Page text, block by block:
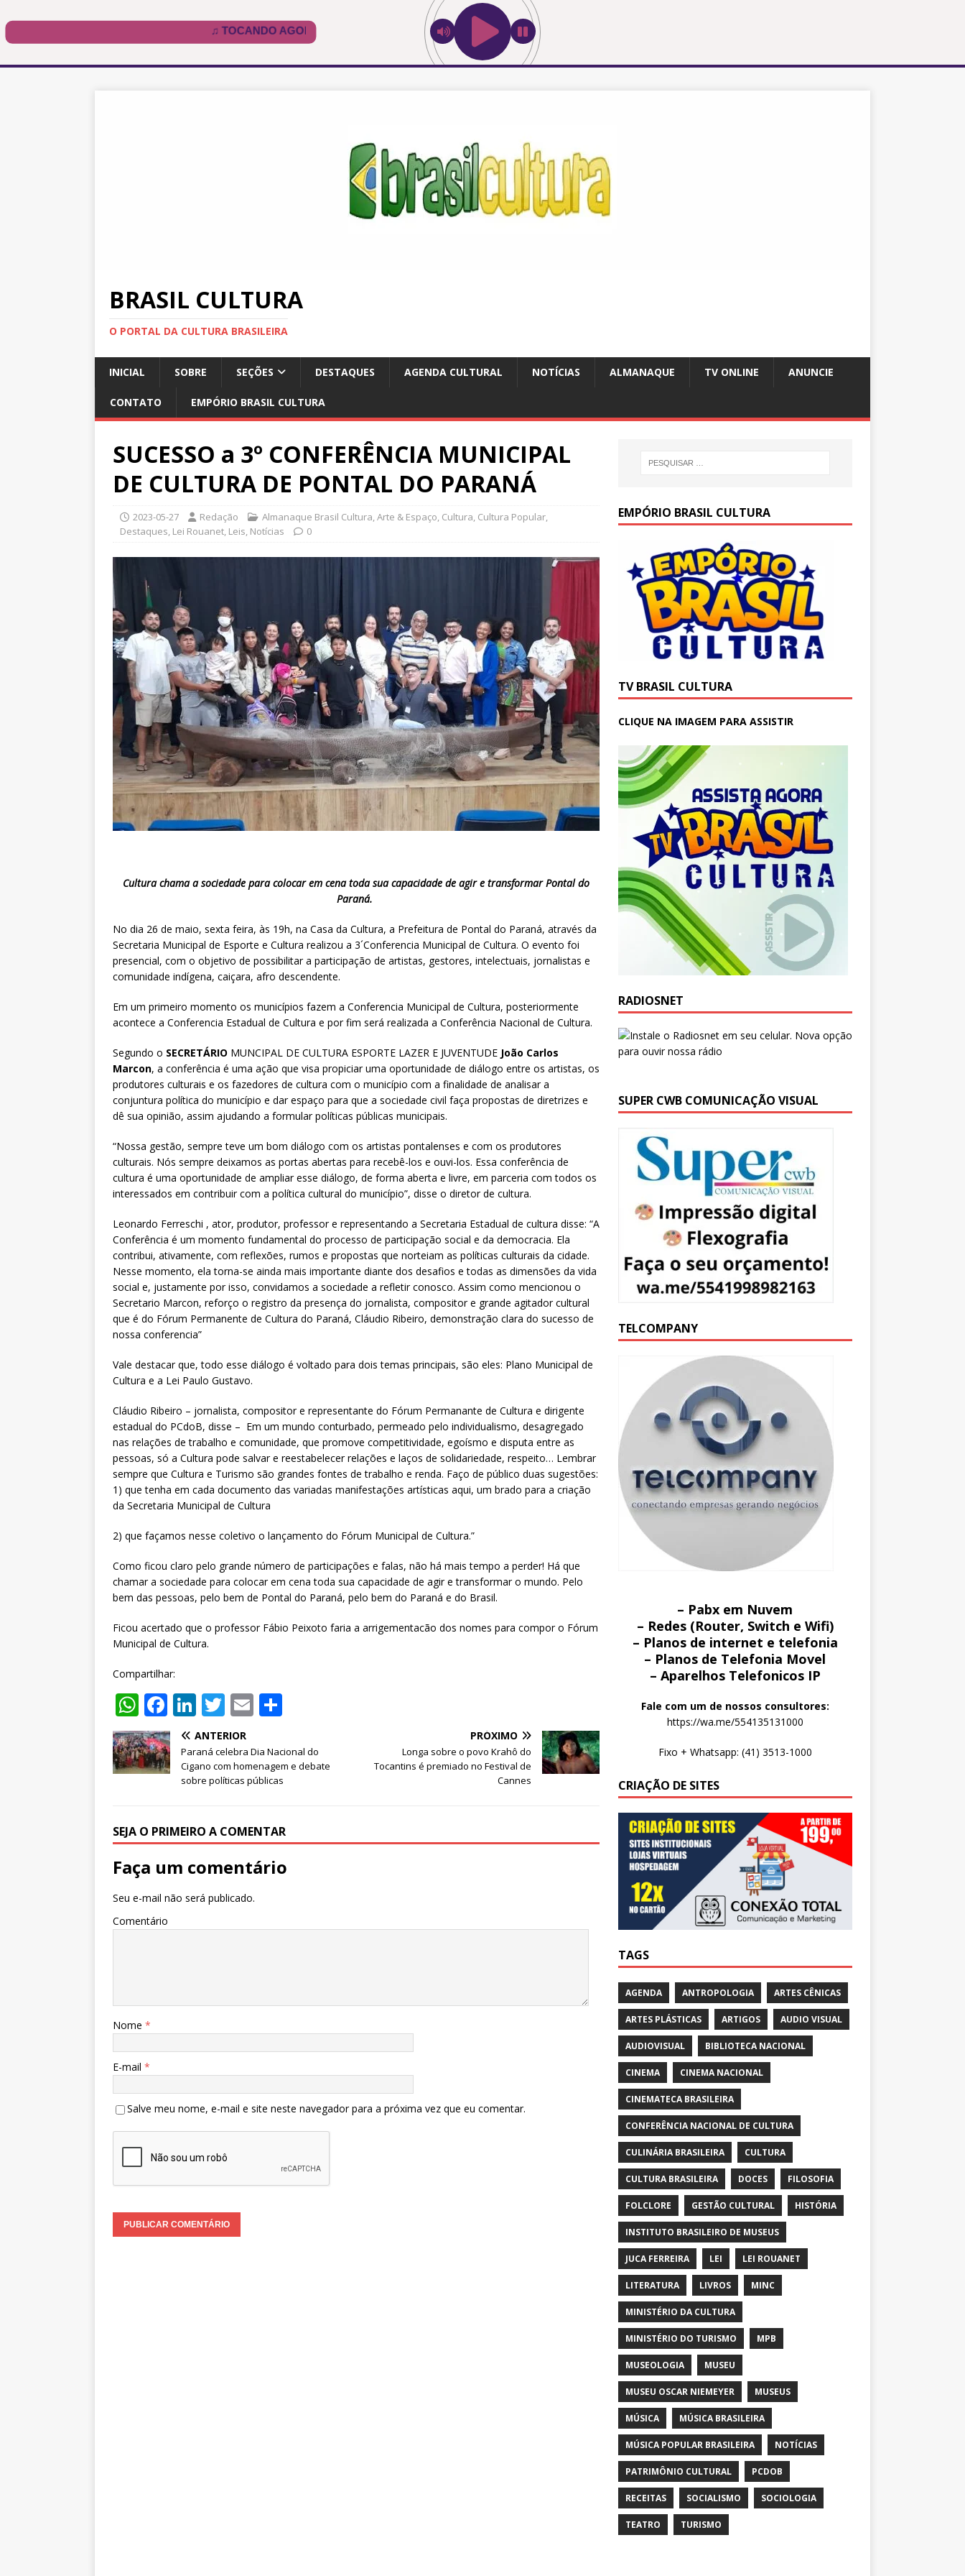
BRASIL CULTURA
O PORTAL DA CULTURA BRASILEIRA
INICIAL SOBRE SEÇÕES DESTAQUES AGENDA CULTURAL NOTÍCIAS ALMANAQUE TV ONLINE ANUNCIE
CONTATO EMPÓRIO BRASIL CULTURA
SUCESSO a 3º CONFERÊNCIA MUNICIPAL
DE CULTURA DE PONTAL DO PARANÁ
2023-05-27 Redação Almanaque Brasil Cultura,Arte & Espaço, Cultura, Cultura Popular,
Destaques, Lei Rouanet, Leis, Notícias 0
Cultura chama a sociedade para colocar em cena toda sua capacidade de agir e transformar Pontal do
Paraná.
No dia 26 de maio, sexta feira, às 19h, na Casa da Cultura, a Prefeitura de Pontal do Paraná, através da
Secretaria Municipal de Esporte e Cultura realizou a 3´Conferencia Municipal de Cultura. O evento foi
presencial, com o objetivo de possibilitar a participação de artistas, gestores, intelectuais, jornalistas e
comunidade indígena, caiçara, afro descendente.
Em um primeiro momento os municípios fazem a Conferencia Municipal de Cultura, posteriormente
acontece a Conferencia Estadual de Cultura e por fim será realizada a Conferência Nacional de Cultura.
Segundo o SECRETÁRIO MUNCIPAL DE CULTURA ESPORTE LAZER E JUVENTUDE João Carlos
Marcon, a conferência é uma ação que visa propiciar uma oportunidade de diálogo entre os artistas, os
produtores culturais e os fazedores de cultura com o município com a finalidade de analisar a
conjuntura política do município e dar espaço para que a sociedade civil faça propostas de diretrizes e
dê sua opinião, assim ajudando a formular políticas públicas municipais.
“Nossa gestão, sempre teve um bom diálogo com os artistas pontalenses e com os produtores
culturais. Nós sempre deixamos as portas abertas para recebê-los e ouvi-los. Essa conferência de
cultura é uma oportunidade de ampliar esse diálogo, de forma aberta e livre, em parceria com todos os
interessados em contribuir com a política cultural do município”, disse o diretor de cultura.
Leonardo Ferreschi , ator, produtor, professor e representando a Secretaria Estadual de cultura disse: “A
Conferência é um momento fundamental do processo de participação social e da democracia. Ela
contribui, ativamente, com reflexões, rumos e propostas que norteiam as políticas culturais da cidade.
Nesse momento, ela torna-se ainda mais importante diante dos desafios e todas as dimensões da vida
social e, justamente por isso, convidamos a sociedade a refletir conosco. Assim como mencionou o
Secretario Marcon, reforço o registro da presença do jornalista, compositor e grande agitador cultural
que é do Fórum Permanente de Cultura do Paraná, Cláudio Ribeiro, demonstração clara do sucesso de
nossa conferencia”
Vale destacar que, todo esse diálogo é voltado para dois temas principais, são eles: Plano Municipal de
Cultura e a Lei Paulo Gustavo.
Cláudio Ribeiro – jornalista, compositor e representante do Fórum Permanante de Cultura e dirigente
estadual do PCdoB, disse – Em um mundo conturbado, permeado pelo individualismo, desagregado
nas relações de trabalho e comunidade, que promove competitividade, egoísmo e disputa entre as
pessoas, só a Cultura pode salvar e reestabelecer relações e laços de solidariedade, respeito… Lembrar
sempre que Cultura e Turismo são grandes fontes de trabalho e renda. Faço de público duas sugestões:
1) que tenha em cada documento das variadas manifestações artísticas aqui, um brado para a criação
da Secretaria Municipal de Cultura
2) que façamos nesse coletivo o lançamento do Fórum Municipal de Cultura.”
Como ficou claro pelo grande número de participações e falas, não há mais tempo a perder! Há que
chamar a sociedade para colocar em cena toda sua capacidade de agir e transformar o mundo. Pelo
bem das pessoas, pelo bem de Pontal do Paraná, pelo bem do Paraná e do Brasil.
Ficou acertado que o professor Fábio Peixoto faria a arrigementacão dos nomes para compor o Fórum
Municipal de Cultura.
Compartilhar:
W
h
at
s
p
p
F
a
c
e
o
o
k
Li
n
k
e
dI
n
T
w
it
te
E
ai
l
ar
e
ANTERIOR
Paraná celebra Dia Nacional do
Cigano com homenagem e debate
sobre políticas públicas
PRÓXIMO
Longa sobre o povo Krahô do
Tocantins é premiado no Festival de
Cannes
SEJA O PRIMEIRO A COMENTAR
Faça um comentário
Seu e-mail não será publicado.
Comentário
Nome *
E-mail *
Salve meu nome, e-mail e site neste navegador para a próxima vez que eu comentar.
EMPÓRIO BRASIL CULTURA
TV BRASIL CULTURA
CLIQUE NA IMAGEM PARA ASSISTIR
RADIOSNET
SUPER CWB COMUNICAÇÃO VISUAL
TELCOMPANY
– Pabx em Nuvem
– Redes (Router, Switch e Wifi)
– Planos de internet e telefonia
– Planos de Telefonia Movel
– Aparelhos Telefonicos IP
Fale com um de nossos consultores:
https://wa.me/554135131000
Fixo + Whatsapp: (41) 3513-1000
CRIAÇÃO DE SITES
TAGS
AGENDA ANTROPOLOGIA ARTES CÊNICAS
ARTES PLÁSTICAS ARTIGOS AUDIO VISUAL
AUDIOVISUAL BIBLIOTECA NACIONAL
CINEMA CINEMA NACIONAL
CINEMATECA BRASILEIRA
CONFERÊNCIA NACIONAL DE CULTURA
CULINÁRIA BRASILEIRA CULTURA
CULTURA BRASILEIRA DOCES FILOSOFIA
FOLCLORE GESTÃO CULTURAL HISTÓRIA
INSTITUTO BRASILEIRO DE MUSEUS
JUCA FERREIRA LEI LEI ROUANET
LITERATURA LIVROS MINC
MINISTÉRIO DA CULTURA
MINISTÉRIO DO TURISMO MPB
MUSEOLOGIA MUSEU
MUSEU OSCAR NIEMEYER MUSEUS
MÚSICA MÚSICA BRASILEIRA
MÚSICA POPULAR BRASILEIRA NOTÍCIAS
PATRIMÔNIO CULTURAL PCDOB
RECEITAS SOCIALISMO SOCIOLOGIA
TEATRO TURISMO